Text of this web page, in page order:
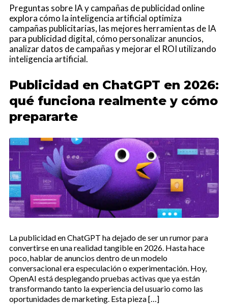
Preguntas sobre IA y campañas de publicidad online
explora cómo la inteligencia artificial optimiza
campañas publicitarias, las mejores herramientas de IA
para publicidad digital, cómo personalizar anuncios,
analizar datos de campañas y mejorar el ROI utilizando
inteligencia artificial.
Publicidad en ChatGPT en 2026:
qué funciona realmente y cómo
prepararte
La publicidad en ChatGPT ha dejado de ser un rumor para
convertirse en una realidad tangible en 2026. Hasta hace
poco, hablar de anuncios dentro de un modelo
conversacional era especulación o experimentación. Hoy,
OpenAI está desplegando pruebas activas que ya están
transformando tanto la experiencia del usuario como las
oportunidades de marketing. Esta pieza […]